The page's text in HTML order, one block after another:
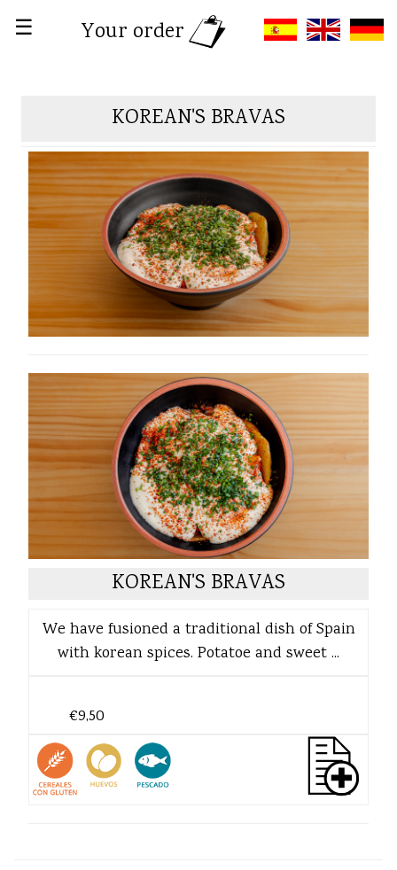
☰ Your order
KOREAN'S BRAVAS
KOREAN'S BRAVAS
We have fusioned a traditional dish of Spain
with korean spices. Potatoe and sweet ...
€9,50